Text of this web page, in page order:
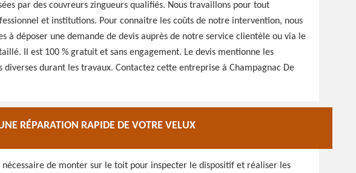
par des couvreurs zingueurs qualifiés. Nous travaillons pour tout
et institutions. Pour connaitre les coûts de notre intervention, nous
à déposer une demande de devis auprès de notre service clientèle ou via le
Il est 100 % gratuit et sans engagement. Le devis mentionne les
durant les travaux. Contactez cette entreprise à Champagnac De
RÉPARATION RAPIDE DE VOTRE VELUX
de monter sur le toit pour inspecter le dispositif et réaliser les